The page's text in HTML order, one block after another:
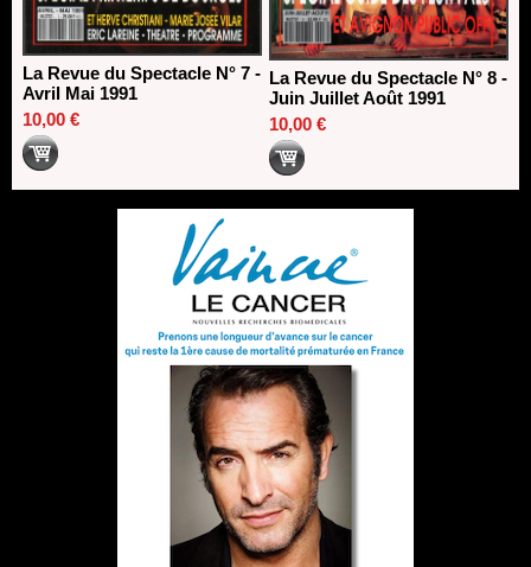
La Revue du Spectacle N° 7 -
Avril Mai 1991
10,00 €
La Revue du Spectacle N° 8 -
Juin Juillet Août 1991
10,00 €